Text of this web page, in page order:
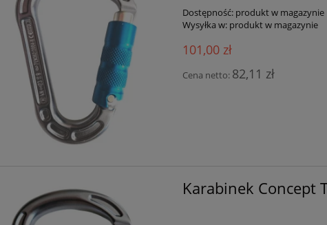
Dostępność: produkt w magazynie
Wysyłka w: produkt w magazynie
101,00 zł
Cena netto: 82,11 zł
Karabinek Concept